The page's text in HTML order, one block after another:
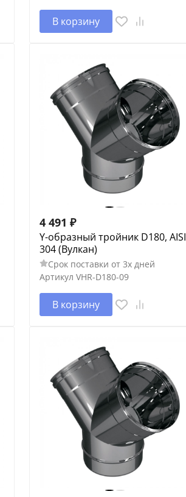
В корзину
4 491 ₽
Y-образный тройник D180, AISI
304 (Вулкан)
Срок поставки от 3х дней
Артикул VHR-D180-09
В корзину